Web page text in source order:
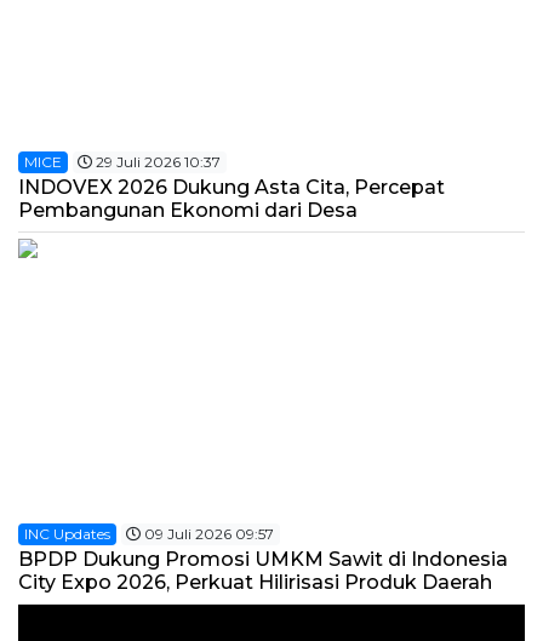
MICE 29 Juli 2026 10:37
INDOVEX 2026 Dukung Asta Cita, Percepat
Pembangunan Ekonomi dari Desa
INC Updates 09 Juli 2026 09:57
BPDP Dukung Promosi UMKM Sawit di Indonesia
City Expo 2026, Perkuat Hilirisasi Produk Daerah